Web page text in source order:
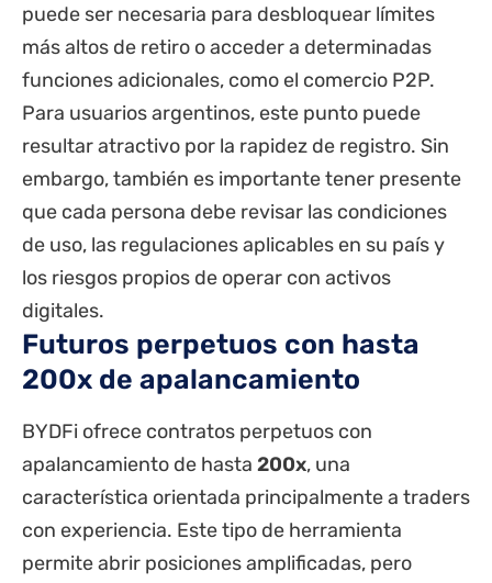
puede ser necesaria para desbloquear límites
más altos de retiro o acceder a determinadas
funciones adicionales, como el comercio P2P.
Para usuarios argentinos, este punto puede
resultar atractivo por la rapidez de registro. Sin
embargo, también es importante tener presente
que cada persona debe revisar las condiciones
de uso, las regulaciones aplicables en su país y
los riesgos propios de operar con activos
digitales.
Futuros perpetuos con hasta
200x de apalancamiento
BYDFi ofrece contratos perpetuos con
apalancamiento de hasta 200x, una
característica orientada principalmente a traders
con experiencia. Este tipo de herramienta
permite abrir posiciones amplificadas, pero